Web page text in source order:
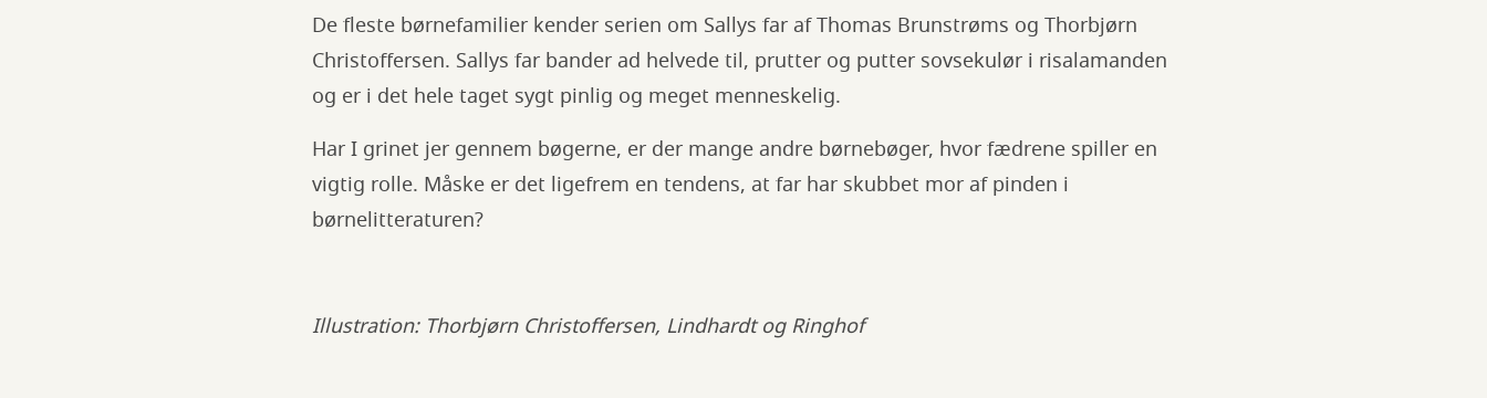
De fleste børnefamilier kender serien om Sallys far af Thomas Brunstrøms og Thorbjørn
Christoffersen. Sallys far bander ad helvede til, prutter og putter sovsekulør i risalamanden
og er i det hele taget sygt pinlig og meget menneskelig.
Har I grinet jer gennem bøgerne, er der mange andre børnebøger, hvor fædrene spiller en
vigtig rolle. Måske er det ligefrem en tendens, at far har skubbet mor af pinden i
børnelitteraturen?
Illustration: Thorbjørn Christoffersen, Lindhardt og Ringhof